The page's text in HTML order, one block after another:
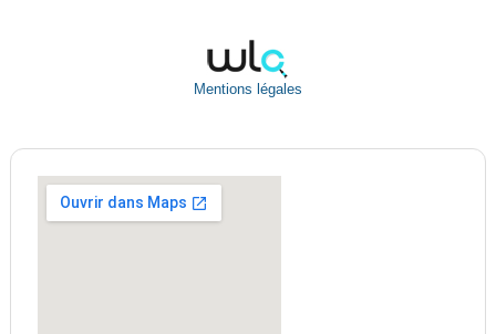
Mentions légales